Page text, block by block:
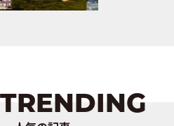
TRENDING